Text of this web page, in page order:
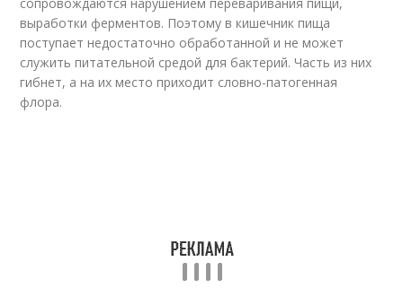
выработки ферментов. Поэтому в кишечник пища
поступает недостаточно обработанной и не может
служить питательной средой для бактерий. Часть из них
гибнет, а на их место приходит словно-патогенная
флора.